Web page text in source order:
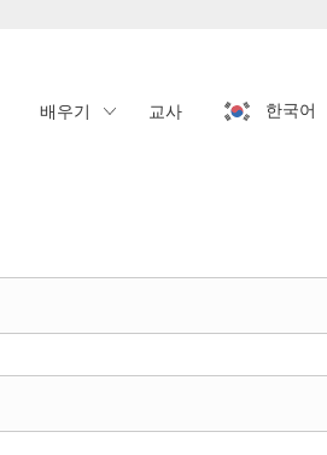
배우기 교사 한국어